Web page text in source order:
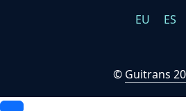
EU ES
© Guitrans